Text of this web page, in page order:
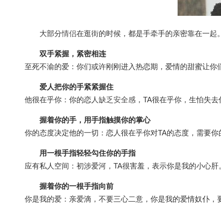
大部分情侣在逛街的时候，都是手牵手的亲密靠在一
双手紧握，紧密相连
至死不渝的爱：你们或许刚刚进入热恋期，爱情的甜蜜让
爱人把你的手紧紧握住
他很在乎你：你的恋人缺乏安全感 ，TA很在乎你，生怕失
握着你的手，用手指触摸你的掌心
你的态度决定他的一切：恋人很在乎你对TA的态度，需要
用一根手指轻轻勾住你的手指
应有私人空间：初涉爱河，TA很害羞，表示你是我的小心
握着你的一根手指向前
你是我的爱：亲爱滴，不要三心二意，你是我的爱情奴仆，